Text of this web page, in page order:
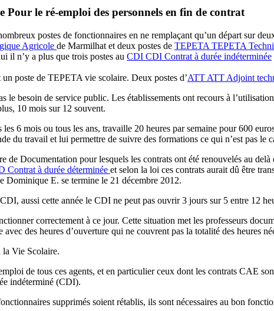
Pour le ré-emploi des personnels en fin de contrat
postes de fonctionnaires en ne remplaçant qu’un départ sur
Agricole de Marmilhat et deux postes de TEPETA TEPETA
il n’y a plus que trois postes au CDI CDI Contrat à durée indéterminée
un poste de TEPETA vie scolaire. Deux postes d’ATT ATT Adjoint
le besoin de service public. Les établissements ont recours à
10 mois sur 12 souvent.
6 mois ou tous les ans, travaille 20 heures par semaine pour 600
du travail et lui permettre de suivre des formations ce qui n’est pas le
de Documentation pour lesquels les contrats ont été renouvelés au
Contrat à durée déterminée et selon la loi ces contrats aurait dû être
Dominique E. se termine le 21 décembre 2012.
aussi cette année le CDI ne peut pas ouvrir 3 jours sur 5 entre 12
correctement à ce jour. Cette situation met les professeurs
avec des heures d’ouverture qui ne couvrent pas la totalité des heures
la Vie Scolaire.
de tous ces agents, et en particulier ceux dont les contrats CAE
indéterminé (CDI).
supprimés soient rétablis, ils sont nécessaires au bon